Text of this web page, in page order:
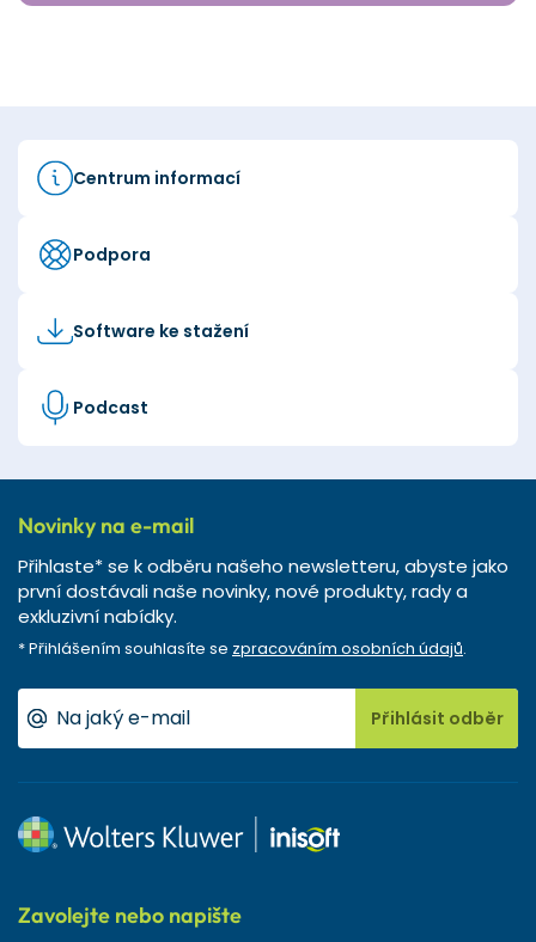
Centrum informací
Podpora
Software ke stažení
Podcast
Novinky na e-mail
Přihlaste* se k odběru našeho newsletteru, abyste jako
první dostávali naše novinky, nové produkty, rady a
exkluzivní nabídky.
* Přihlášením souhlasíte se zpracováním osobních údajů.
Přihlásit odběr
Zavolejte nebo napište